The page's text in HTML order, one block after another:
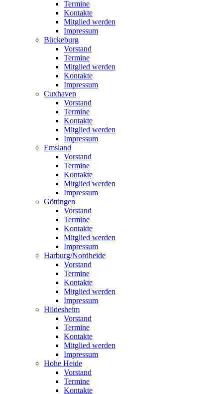
Termine
Kontakte
Mitglied werden
Impressum
Bückeburg
Vorstand
Termine
Mitglied werden
Kontakte
Impressum
Cuxhaven
Vorstand
Termine
Kontakte
Mitglied werden
Impressum
Emsland
Vorstand
Termine
Kontakte
Mitglied werden
Impressum
Göttingen
Vorstand
Termine
Kontakte
Mitglied werden
Impressum
Harburg/Nordheide
Vorstand
Termine
Kontakte
Mitglied werden
Impressum
Hildesheim
Vorstand
Termine
Kontakte
Mitglied werden
Impressum
Hohe Heide
Vorstand
Termine
Kontakte